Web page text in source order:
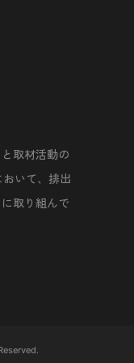
取材活動の
いて、排出
取り組んで